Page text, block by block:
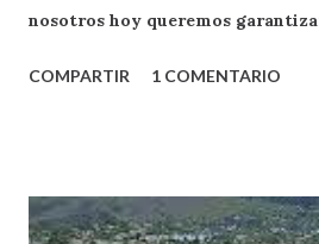
nosotros hoy queremos
.
COMPARTIR 1 COMENTARIO